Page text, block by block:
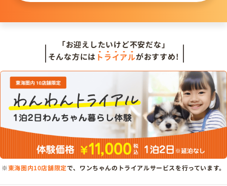
「お迎えしたいけど不安だな」
そんな方には トライアルがおすすめ!
※東海圏内10店舗限定で、ワンちゃんのトライアルサービスを行っています。